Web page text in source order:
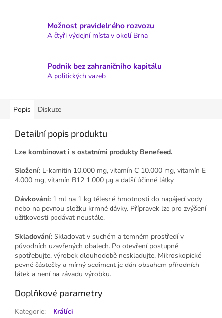
Možnost pravidelného rozvozu
A čtyři výdejní místa v okolí Brna
Podnik bez zahraničního kapitálu
A politických vazeb
Popis Diskuze
Detailní popis produktu
Lze kombinovat i s ostatními produkty Benefeed.
Složení: L-karnitin 10.000 mg, vitamín C 10.000 mg, vitamín E
4.000 mg, vitamín B12 1.000 µg a další účinné látky
Dávkování: 1 ml na 1 kg tělesné hmotnosti do napájecí vody
nebo na pevnou složku krmné dávky. Přípravek lze pro zvýšení
užitkovosti podávat neustále.
Skladování: Skladovat v suchém a temném prostředí v
původních uzavřených obalech. Po otevření postupně
spotřebujte, výrobek dlouhodobě neskladujte. Mikroskopické
pevné částečky a mírný sediment je dán obsahem přírodních
látek a není na závadu výrobku.
Doplňkové parametry
Kategorie:
Králíci